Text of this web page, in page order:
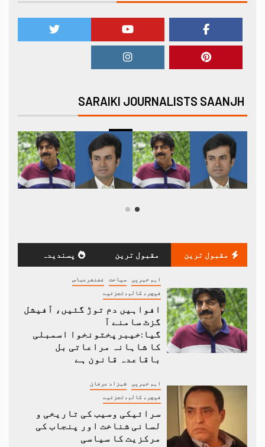
SARAIKI JOURNALISTS SAANJH
مقبول ترین مقبول ترین پسندیدہ
اہم خبریں سیاحت غضنفرعباس
فیچر، کالم،تجزئیے
افواہیں دم توڑ گئیں، آفیشل
گزٹ سامنے آ
گیا:خیبرپختونخوا اسمبلی
کا شاہانہ مراعاتی بل
باقاعدہ قانون ہے
اہم خبریں شہزاد عرفان
فیچر، کالم،تجزئیے
سرائیکی وسیب کی تاریخی و
لسانی شناخت اور پنجاب کی
مرکزیت کا سیاسی